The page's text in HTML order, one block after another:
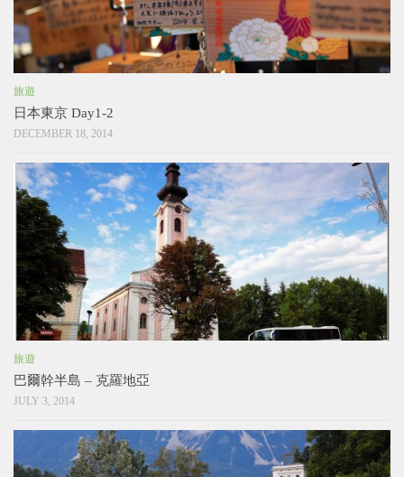
旅遊
日本東京 Day1-2
DECEMBER 18, 2014
旅遊
巴爾幹半島 – 克羅地亞
JULY 3, 2014